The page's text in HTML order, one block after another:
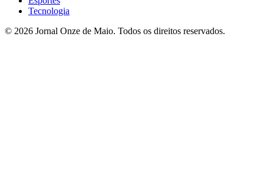
Tecnologia
© 2026 Jornal Onze de Maio. Todos os direitos reservados.